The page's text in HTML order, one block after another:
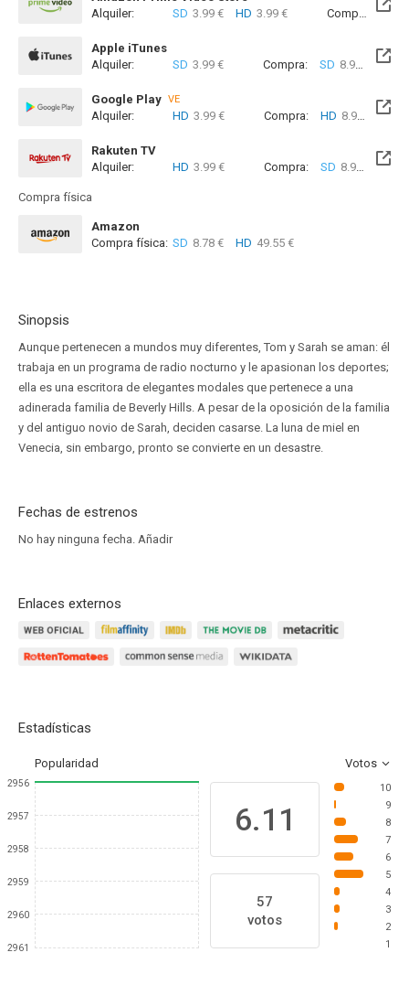
Alquiler:
SD 3.99 € HD 3.99 € Compra: SD
Apple iTunes
Alquiler:
SD 3.99 € Compra: SD 8.99 €
Google Play VE
Alquiler: HD 3.99 € Compra: HD 8.99 €
Rakuten TV
Alquiler:
HD 3.99 € Compra: SD 8.99 € HD
Compra física
Amazon
Compra física: SD 8.78 € HD 49.55 €
Sinopsis
Aunque pertenecen a mundos muy diferentes, Tom y Sarah se aman: él
trabaja en un programa de radio nocturno y le apasionan los deportes;
ella es una escritora de elegantes modales que pertenece a una
adinerada familia de Beverly Hills. A pesar de la oposición de la familia
y del antiguo novio de Sarah, deciden casarse. La luna de miel en
Venecia, sin embargo, pronto se convierte en un desastre.
Fechas de estrenos
No hay ninguna fecha. Añadir
Enlaces externos
Estadísticas
Popularidad Votos
2956
2957
2958
2959
2960
2961
6.11
57
votos
10
9
8
7
6
5
4
3
2
1